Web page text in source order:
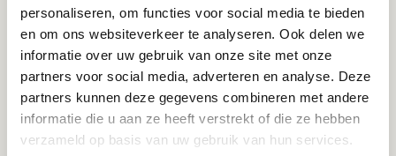
personaliseren, om functies voor social media te bieden
en om ons websiteverkeer te analyseren. Ook delen we
informatie over uw gebruik van onze site met onze
partners voor social media, adverteren en analyse. Deze
partners kunnen deze gegevens combineren met andere
informatie die u aan ze heeft verstrekt of die ze hebben
verzameld op basis van uw gebruik van hun services.
3 april 2024
De Maatschappelijke BV: een
wetsvoorstel waar de non-profit sector